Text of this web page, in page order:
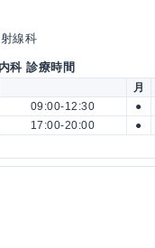
線科
内科 診療時間
月
09:00-12:30
●
17:00-20:00
●